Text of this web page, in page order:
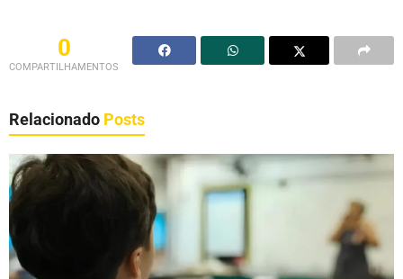
0
COMPARTILHAMENTOS
Relacionado Posts